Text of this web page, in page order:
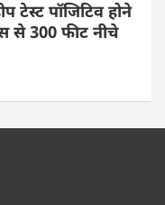
टेस्ट पॉजिटिव होने
से 300 फीट नीचे